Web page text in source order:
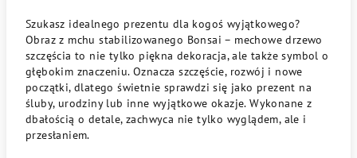
Szukasz idealnego prezentu dla kogoś wyjątkowego?
Obraz z mchu stabilizowanego Bonsai – mechowe drzewo
szczęścia to nie tylko piękna dekoracja, ale także symbol o
głębokim znaczeniu. Oznacza szczęście, rozwój i nowe
początki, dlatego świetnie sprawdzi się jako prezent na
śluby, urodziny lub inne wyjątkowe okazje. Wykonane z
dbałością o detale, zachwyca nie tylko wyglądem, ale i
przesłaniem.